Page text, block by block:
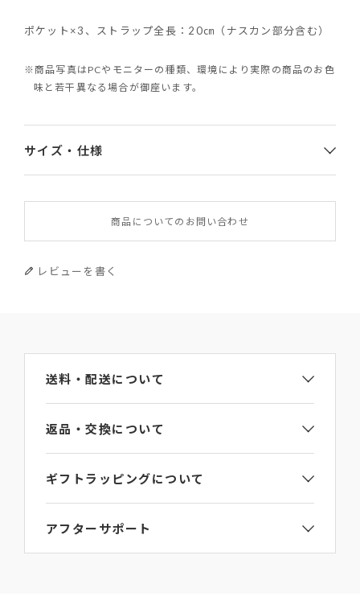
ポケット×3、ストラップ全長：20㎝（ナスカン部分含む）
※商品写真はPCやモニターの種類、環境により実際の商品のお色
味と若干異なる場合が御座います。
サイズ・仕様
表地：ナイロン 裏地：ポリエステル
皮革部分：牛革（ロゴネーム部分のみやぎ革）
重さ
100g
原産国
LA705NY
商品についてのお問い合わせ
レビューを書く
送料・配送について
返品・交換について
ギフトラッピングについて
ラッピング】をご選択ください。
詳細はラッピングガイドからご覧いただけます。
アフターサポート